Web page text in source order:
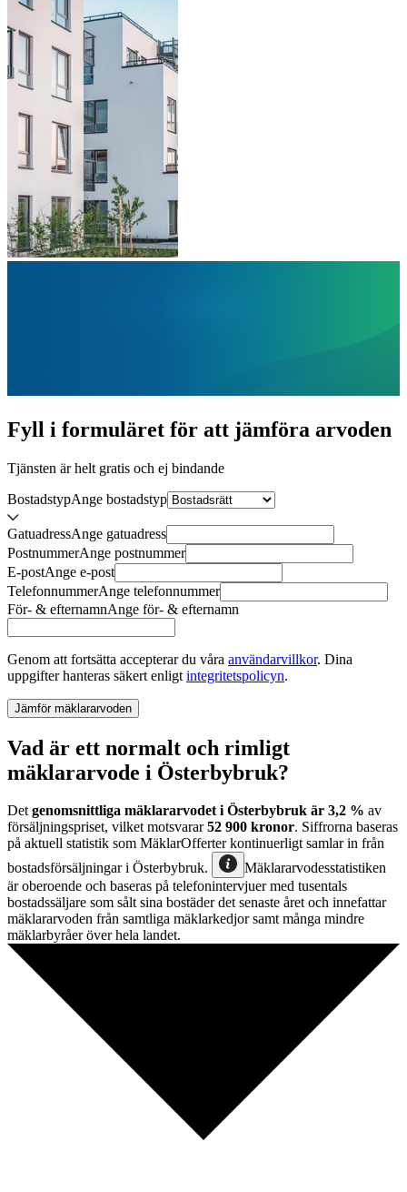
Fyll i formuläret för att jämföra arvoden
Tjänsten är helt gratis och ej bindande
BostadstypAnge bostadstyp
GatuadressAnge gatuadress
PostnummerAnge postnummer
E-postAnge e-post
TelefonnummerAnge telefonnummer
För- & efternamnAnge för- & efternamn
Genom att fortsätta accepterar du våra användarvillkor. Dina
uppgifter hanteras säkert enligt integritetspolicyn.
Jämför mäklararvoden
Vad är ett normalt och rimligt
mäklararvode i Österbybruk?
Detgenomsnittliga mäklararvodeti Österbybruk är 3,2 % av
försäljningspriset, vilket motsvarar52 900 kronor. Siffrorna baseras
på aktuell statistik som MäklarOfferter kontinuerligt samlar in från
bostadsförsäljningari Österbybruk.
Mäklararvodesstatistiken
är oberoende och baseras på telefonintervjuer med tusentals
bostadssäljare som sålt sina bostäder det senaste året och innefattar
mäklararvoden från samtliga mäklarkedjor samt många mindre
mäklarbyråer över hela landet.